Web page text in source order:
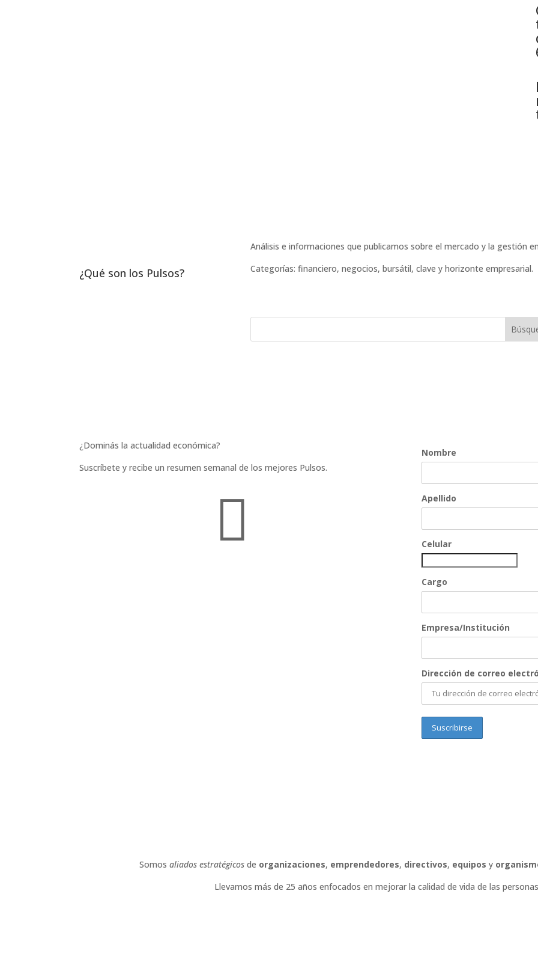
¿Qué son los Pulsos?
Análisis e informaciones que publicamos sobre el mercado y la gestión
Categorías: financiero, negocios, bursátil, clave y horizonte empresarial.
¿Dominás la actualidad económica?
Suscríbete y recibe un resumen semanal de los mejores Pulsos.

Nombre
Apellido
Celular
Cargo
Empresa/Institución
Dirección de correo
Somos aliados estratégicosde organizaciones, emprendedores, directivos, equipos y
Llevamos más de 25 años enfocados en mejorar la calidad de vida de las